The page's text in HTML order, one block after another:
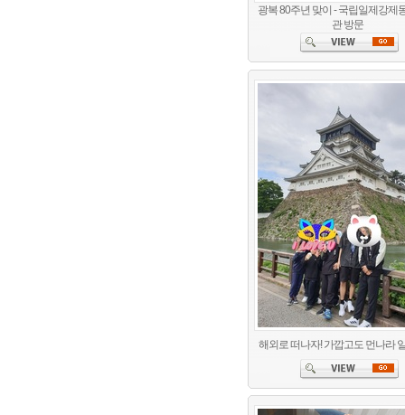
광복 80주년 맞이 - 국립일제강제
관 방문
해외로 떠나자! 가깝고도 먼나라